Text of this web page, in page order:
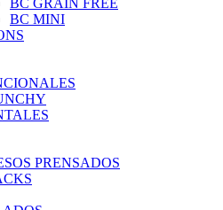
BC GRAIN FREE
BC MINI
PRENSADOS